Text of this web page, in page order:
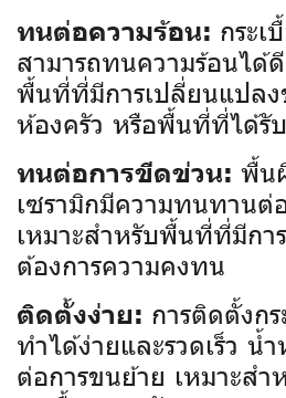
ทนต่อความร้อน: กระเ
สามารถทนความร้อนได้
พื้นที่ที่มีการเปลี่ยนแปล
ห้องครัว หรือพื้นที่ที่ได้รั
ทนต่อการขีดข่วน: พื้น
เซรามิกมีความทนทานต่
เหมาะสำหรับพื้นที่ที่มีกา
ต้องการความคงทน
ติดตั้งง่าย: การติดตั้งกร
ทำได้ง่ายและรวดเร็ว น้
ต่อการขนย้าย เหมาะสำ